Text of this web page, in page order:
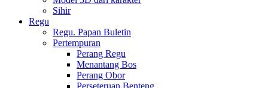
Sihir
Regu
Regu. Papan Buletin
Pertempuran
Perang Regu
Menantang Bos
Perang Obor